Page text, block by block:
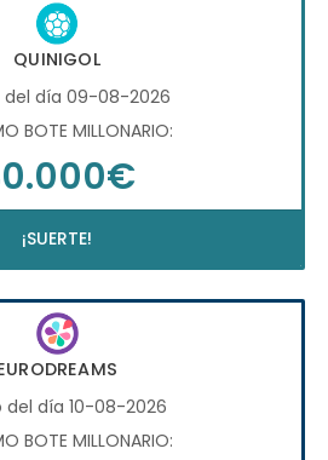
QUINIGOL
del día 09-08-2026
BOTE MILLONARIO:
¡SUERTE!
del día 10-08-2026
BOTE MILLONARIO: